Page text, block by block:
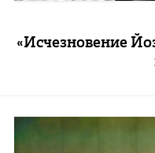
«Исчезновение